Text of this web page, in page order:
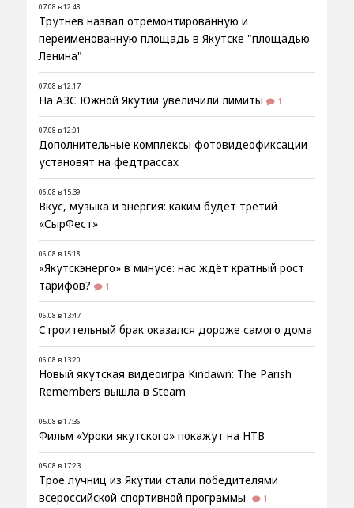
07.08 в 12:48
Трутнев назвал отремонтированную и
переименованную площадь в Якутске "площадью
Ленина"
07.08 в 12:17
На АЗС Южной Якутии увеличили лимиты 1
07.08 в 12:01
Дополнительные комплексы фотовидеофиксации
установят на федтрассах
06.08 в 15:39
Вкус, музыка и энергия: каким будет третий
«СырФест»
06.08 в 15:18
«Якутскэнерго» в минусе: нас ждёт кратный рост
тарифов?
1
06.08 в 13:47
Строительный брак оказался дороже самого дома
06.08 в 13:20
Новый якутская видеоигра Kindawn: The Parish
Remembers вышла в Steam
05.08 в 17:36
Фильм «Уроки якутского» покажут на НТВ
05.08 в 17:23
Трое лучниц из Якутии стали победителями
всероссийской спортивной программы
1